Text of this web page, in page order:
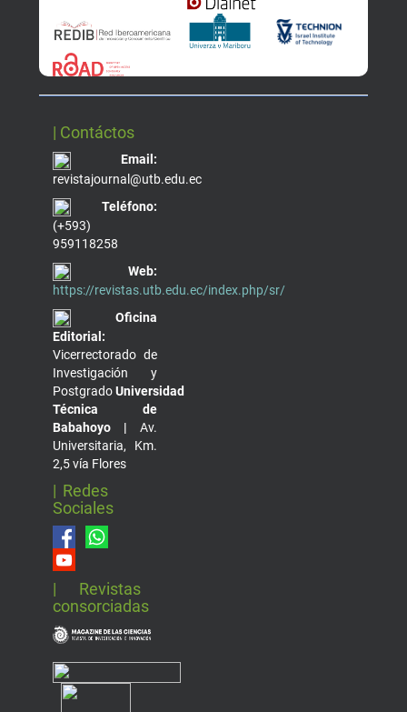
| Contáctos
Email:
revistajournal@utb.edu.ec
Teléfono:
(+593)
959118258
Web:
https://revistas.utb.edu.ec/index.php/sr/
Oficina
Editorial:
Vicerrectorado de
Investigación y
PostgradoUniversidad
Técnica de
Babahoyo | Av.
Universitaria, Km.
2,5 vía Flores
| Redes
Sociales
| Revistas
consorciadas